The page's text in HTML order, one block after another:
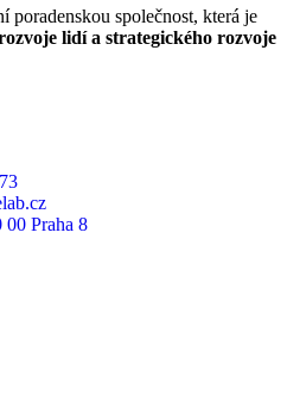
poradenskou společnost, která je
lidí a strategického rozvoje
00 Praha 8